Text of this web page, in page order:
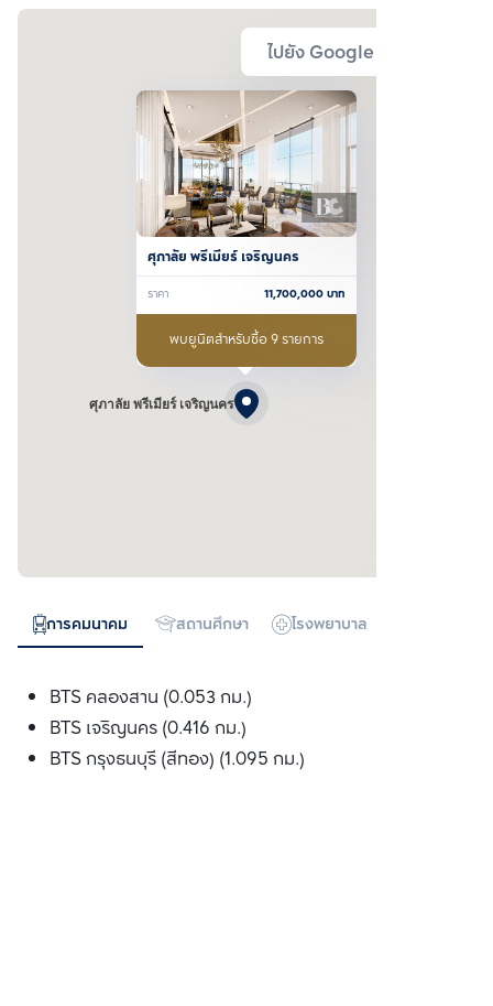
ไปยัง Google Map
ศุภาลัย พรีเมียร์ เจริญนคร
ศุภาลัย พรีเมียร์ เจริญนคร
ราคา 11,700,000บาท
พบยูนิตสำหรับซื้อ 9 รายการ
การคมนาคม สถานศึกษา โรงพยาบาล
BTS คลองสาน (0.053 กม.)
BTS เจริญนคร (0.416 กม.)
BTS กรุงธนบุรี (สีทอง) (1.095 กม.)